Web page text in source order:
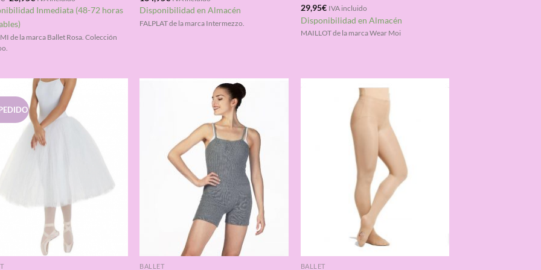
precio
original
era:
65,95€.
precio
actual
Inmediata (48-72 horas
de la marca Ballet Rosa. Colección
con4.50
de 5
Disponibilidad en Almacén
FALPLAT de la marca Intermezzo.
Valorado
con 4.33
de 5
29,95€ IVA incluido
Disponibilidad en Almacén
MAILLOT de la marca Wear Moi
BALLET BALLET